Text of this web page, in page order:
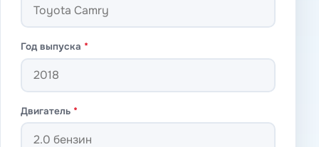
Год выпуска *
Двигатель *